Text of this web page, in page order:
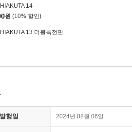
14
원 (10% 할인)
13 더블특전판
발행일 2024년 08월 06일